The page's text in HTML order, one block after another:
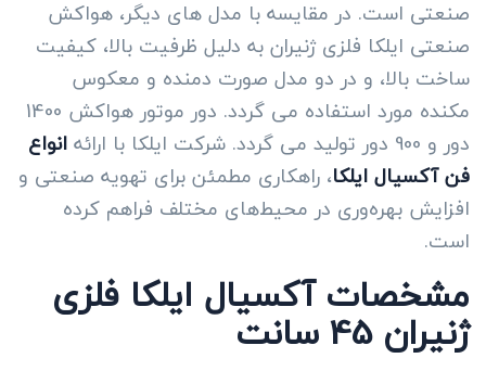
صنعتی است. در مقایسه با مدل های دیگر، هواکش
صنعتی ایلکا فلزی ژنیران به دلیل ظرفیت بالا، کیفیت
ساخت بالا، و در دو مدل صورت دمنده و معکوس
مکنده مورد استفاده می گردد. دور موتور هواکش 1400
دور و 900 دور تولید می گردد. شرکت ایلکا با ارائه
انواع
فن آکسیال ایلکا، راهکاری مطمئن برای تهویه صنعتی و
افزایش بهره‌وری در محیط‌های مختلف فراهم کرده
است.
مشخصات آکسیال ایلکا فلزی
ژنیران 45 سانت